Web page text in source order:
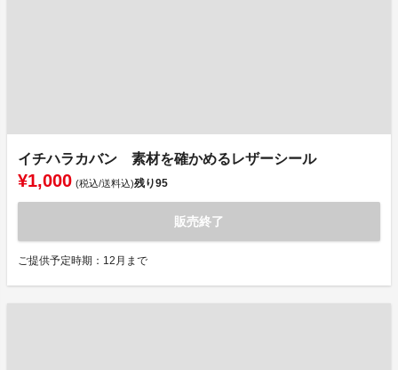
イチハラカバン 素材を確かめるレザーシール
¥1,000 (税込/送料込)残り95
販売終了
ご提供予定時期：12月まで